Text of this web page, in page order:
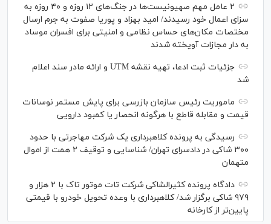
۲ عامل مهم صهیونیست‌ها در جنگ‌های ۱۲ روزه و ۴۰ روزه به
سزای اعمال خود رسیدند/ امید بهزاد و پوریا صفوت به جرم ارسال
مختصات مکان‌های حساس نظامی و امنیتی برای افسران موساد
به دار مجازات آویخته شدند
جزئیات ثبت ادعا، تهیه نقشه UTM و ارائه مادر سند اعلام
شد
ماموریت رئیس سازمان بازرسی برای پایش مستمر نوسانات
قیمت و مقابله قاطع با هرگونه انحصار یا کمبود دارویی
رسیدگی به پرونده کلاهبرداری یک شرکت مهاجرتی با حدود
۳۰۰ شاکی در دادسرای تهران/ شناسایی و توقیف ۲ همت از اموال
متهمان
دادگاه پرونده کثیرالشاکی شرکت تات موتور تاک با ۲ هزار و
۹۷۹ شاکی برگزار شد/ کلاهبرداری با وعده تحویل خودرو با قیمتی
پایین‌تر از کارخانه